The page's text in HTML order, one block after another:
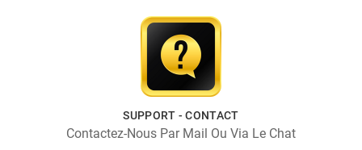
SUPPORT - CONTACT
Contactez-Nous Par Mail Ou Via Le Chat